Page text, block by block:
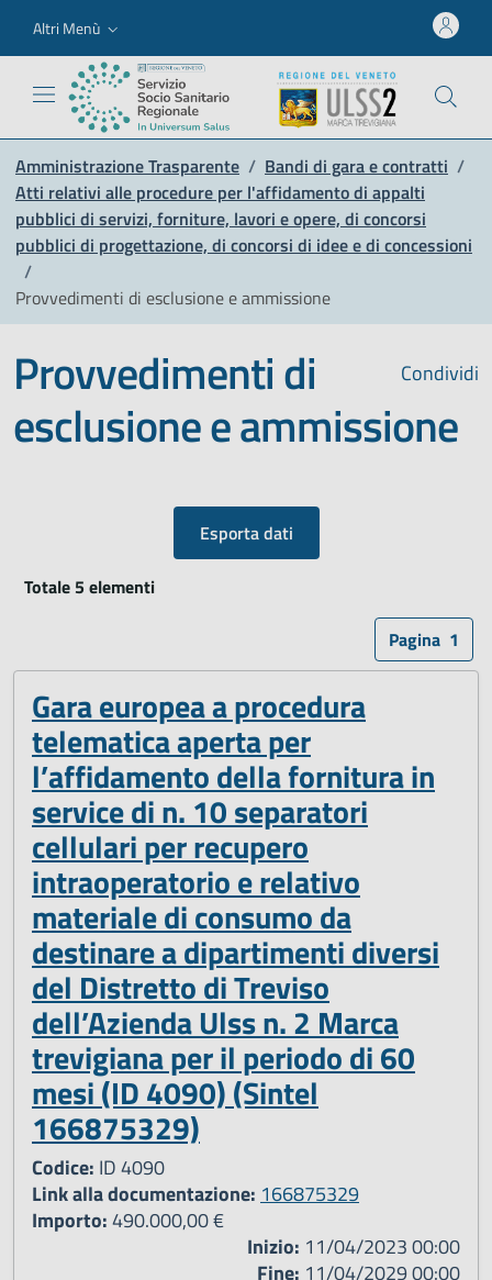
Altri Menù
Amministrazione Trasparente / Bandi di gara e contratti /
Atti relativi alle procedure per l'affidamento di appalti
pubblici di servizi, forniture, lavori e opere, di concorsi
pubblici di progettazione, di concorsi di idee e di concessioni
/
Provvedimenti di esclusione e ammissione
Condividi
Provvedimenti di
esclusione e ammissione
Esporta dati
Totale 5 elementi
Pagina 1
Gara europea a procedura
telematica aperta per
l’affidamento della fornitura in
service di n. 10 separatori
cellulari per recupero
intraoperatorio e relativo
materiale di consumo da
destinare a dipartimenti diversi
del Distretto di Treviso
dell’Azienda Ulss n. 2 Marca
trevigiana per il periodo di 60
mesi (ID 4090) (Sintel
166875329)
Codice: ID 4090
Link alla documentazione: 166875329
Importo:490.000,00 €
Inizio: 11/04/2023 00:00
Fine: 11/04/2029 00:00